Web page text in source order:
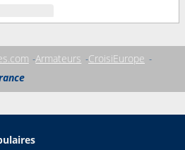
Armateurs CroisiEurope